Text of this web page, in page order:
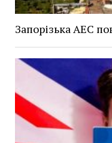
Запорізька АЕС